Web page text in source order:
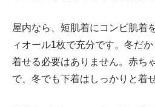
屋内なら、短肌着にコンビ肌着
ィオール1枚で充分です。冬だ
着せる必要はありません。赤ち
で、冬でも下着はしっかりと着